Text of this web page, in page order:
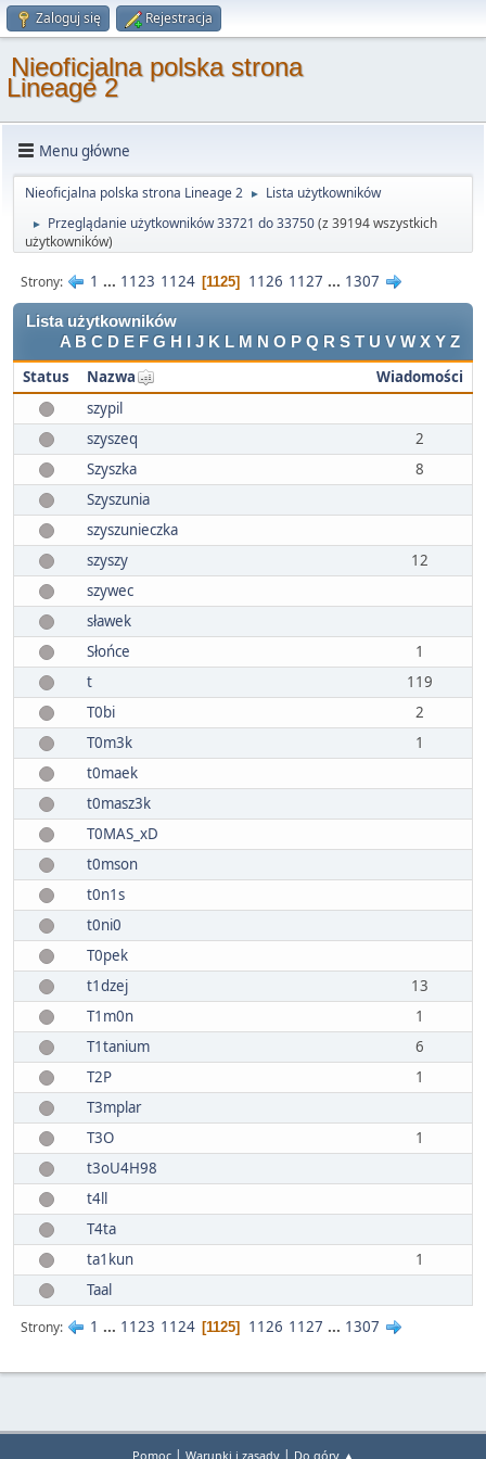
Zaloguj się Rejestracja
Nieoficjalna polska strona
Lineage 2
Menu główne
Nieoficjalna polska strona Lineage 2 ► Lista użytkowników
► Przeglądanie użytkowników 33721 do 33750(z 39194 wszystkich
użytkowników)
Strony 1 ... 1123 1124 1125 1126 1127 ... 1307
Lista użytkowników
A B C D E F G H J K L M N O P Q R S T U V W X Y Z
Status Nazwa
Wiadomości
szypil
szyszeq
2
Szyszka
8
Szyszunia
szyszunieczka
szyszy
12
szywec
sławek
Słońce
1
t
119
T0bi
2
T0m3k
1
t0maek
t0masz3k
T0MAS_xD
t0mson
t0n1s
t0ni0
T0pek
t1dzej
13
T1m0n
1
T1tanium
6
T2P
1
T3mplar
T3O
1
t3oU4H98
t4ll
T4ta
ta1kun
1
Taal
Strony 1 ... 1123 1124 1125 1126 1127 ... 1307
Pomoc Warunki i zasady Do góry ▲